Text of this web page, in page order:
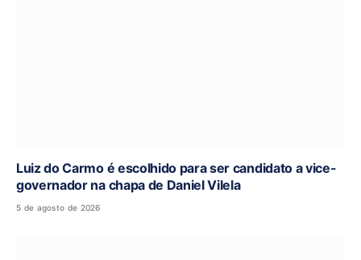
Luiz do Carmo é escolhido para ser candidato a vice-
governador na chapa de Daniel Vilela
5 de agosto de 2026